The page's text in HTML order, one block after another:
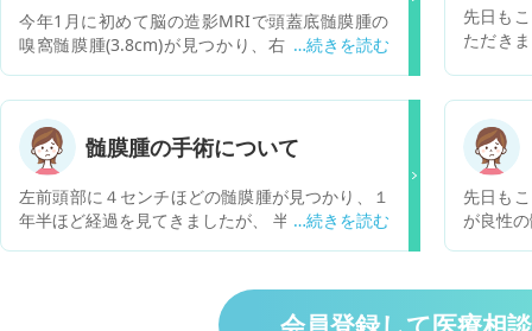
今年1月に初めて脳の造影MRIで頭蓋底髄膜腫の
嗅窩髄膜腫(3.8cm)が見つかり、右嗅覚は脱失し
3ヶ月間の経過観察中。 ただ、腫瘍が脳を圧迫し
始めている点、左嗅覚が残ってはいるものの腫瘍
が左嗅神経を巻き込んでいる点からタイミングを
見て開頭手術が必要とのこと。 その際、再発リス
クを避けるために残っている左嗅神経も全部取ら
なければいけないと言われたが、そうすると完璧
に嗅覚脱失になってしまうので、今せっかく生き
瘍を取ることはできないのでしょうか。 これが一
先日も
ただき
にもあ
われ残
を使っ
ないん
いです
時も出
が怖い
髄膜腫の手術について
左前頭部に４センチほどの髄膜腫が見つかり、１
年半ほど経過を見てきましたが、 半年ほど前の検
とや他持病もあることから、手術は早い時期に受
けた方がいいとの説明を受け、自分でも理解はし
先日も
が良性
になり
があり